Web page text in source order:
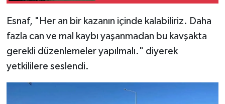
Esnaf, "Her an bir kazanın içinde kalabiliriz. Daha
fazla can ve mal kaybı yaşanmadan bu kavşakta
gerekli düzenlemeler yapılmalı." diyerek
yetkililere seslendi.